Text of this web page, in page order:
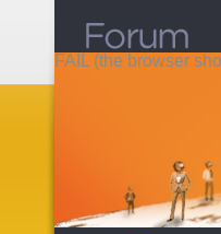
FAIL (the browser